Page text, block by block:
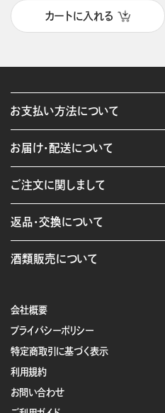
カートに入れる
会社概要
プライバシーポリシー
特定商取引に基づく表示
利用規約
お問い合わせ
お支払い方法について
お届け・配送について
ご注文に関しまして
返品・交換について
酒類販売について